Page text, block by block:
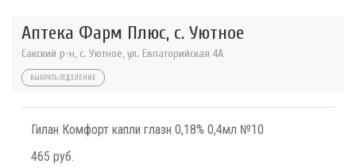
Аптека Фарм Плюс, с. Уютное
Сакский р-н, с. Уютное, ул. Евпаторийская 4А
ВЫБРАТЬ ОТДЕЛЕНИЕ
Гилан Комфорт капли глазн 0,18% 0,4мл №10
465 руб.